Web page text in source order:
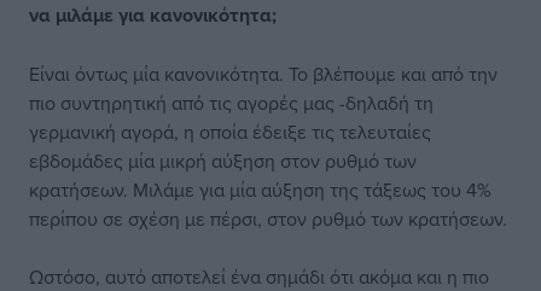
να μιλάμε για κανονικότητα;
Είναι όντως μία κανονικότητα. Το βλέπουμε και από την
πιο συντηρητική από τις αγορές μας -δηλαδή τη
γερμανική αγορά, η οποία έδειξε τις τελευταίες
εβδομάδες μία μικρή αύξηση στον ρυθμό των
κρατήσεων. Μιλάμε για μία αύξηση της τάξεως του 4%
περίπου σε σχέση με πέρσι, στον ρυθμό των κρατήσεων.
Ωστόσο, αυτό αποτελεί ένα σημάδι ότι ακόμα και η πιο